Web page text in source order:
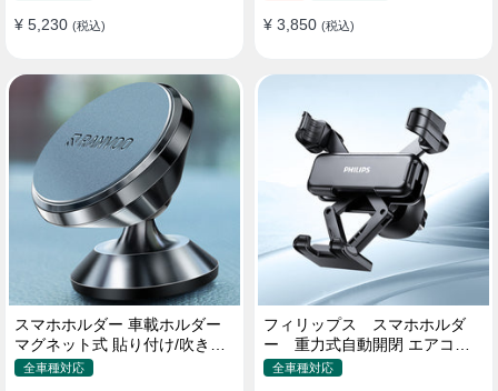
カー用品 全機種対応
¥ 5,230 (税込) ¥ 3,850 (税込)
スマホホルダー 車載ホルダー
マグネット式 貼り付け/吹き出
し口 合金 多機種対応
全車種対応
フィリップス スマホホルダ
ー 重力式自動開閉 エアコン
吹き出し口用 クリップ式 車
全車種対応